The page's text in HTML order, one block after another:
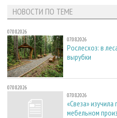
НОВОСТИ ПО ТЕМЕ
07.08.2026
07.08.2026
Рослесхоз: в
вырубки
07.08.2026
07.08.2026
«Свеза»
мебельном